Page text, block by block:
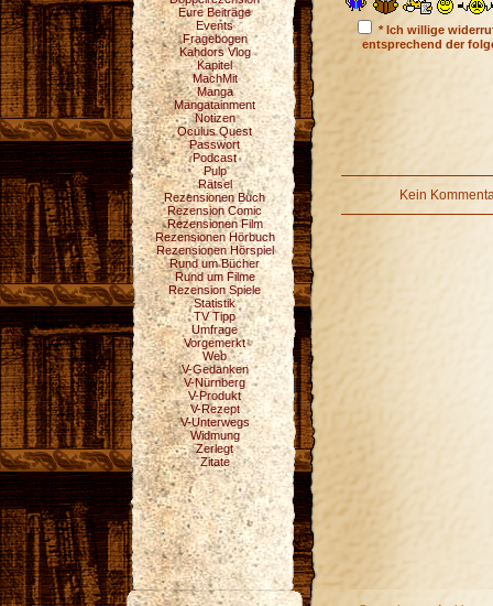
Eure Beiträge
Events
Fragebogen
Kahdors Vlog
Kapitel
MachMit
Manga
Mangatainment
Notizen
Oculus Quest
Passwort
Podcast
Pulp
Rätsel
Rezensionen Buch
Rezension Comic
Rezensionen Film
Rezensionen Hörbuch
Rezensionen Hörspiel
Rund um Bücher
Rund um Filme
Rezension Spiele
Statistik
TV Tipp
Umfrage
Vorgemerkt
Web
V-Gedanken
V-Nürnberg
V-Produkt
V-Rezept
V-Unterwegs
Widmung
Zerlegt
Zitate
* Ich willige
entsprechend der
Kein